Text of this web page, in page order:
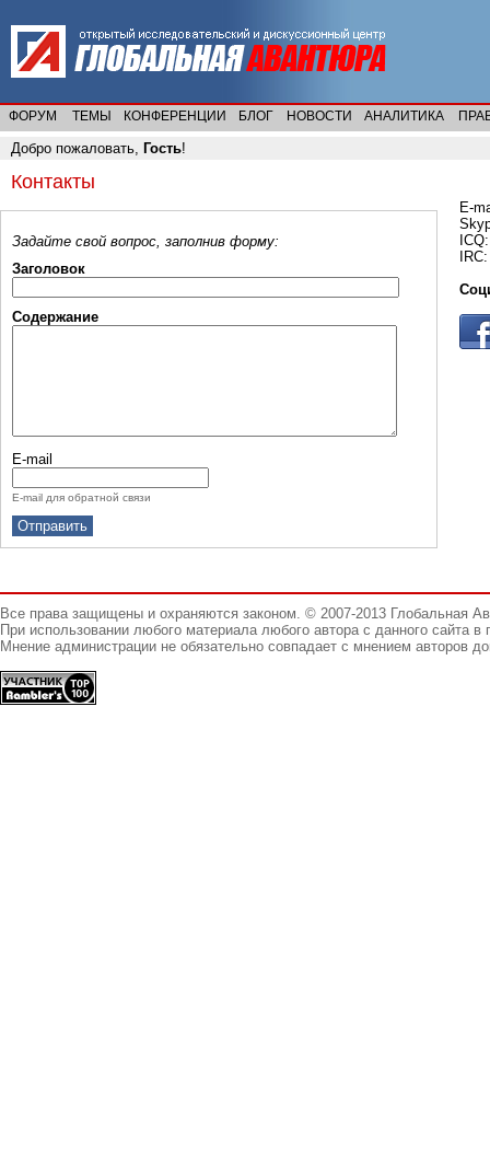
ФОРУМ ТЕМЫ КОНФЕРЕНЦИИ БЛОГ НОВОСТИ АНАЛИТИКА
Добро пожаловать, Гость!
Контакты
Задайте свой вопрос, заполнив форму:
Заголовок
Содержание
E-mail
E-mail для обратной связи
E-
Все права защищены и охраняются законом. © 2007-2013 Глобальная
При использовании любого материала любого автора с данного сайта
Мнение администрации не обязательно совпадает с мнением авторов